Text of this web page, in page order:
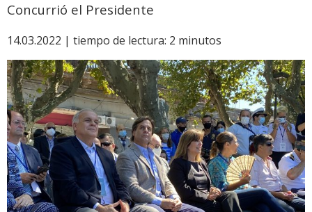
Concurrió el Presidente
14.03.2022 | tiempo de lectura: 2 minutos